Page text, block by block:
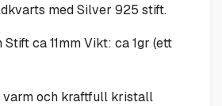
med Silver 925 stift.
ca 11mm Vikt: ca 1gr (ett
varm och kraftfull kristall